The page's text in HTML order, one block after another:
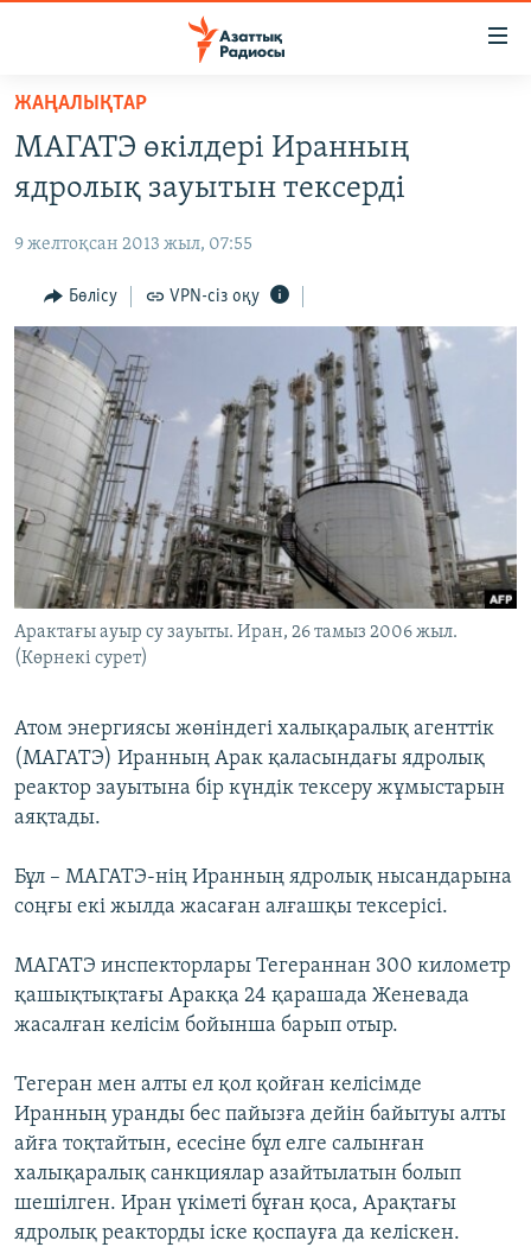
Skip
main
content
to
Navigation
Skip
to
Search
AZATTYQTV
ҚАҢТАР ОҚИҒАСЫ
АДАМ ҚҰҚЫҚТАРЫ
ӘЛЕУМЕТ
ӘЛЕМ
АРНАЙЫ ЖОБАЛАР
Русский
ЖАЗЫЛЫҢЫЗ
Басқа тілдерде
ЖАҢАЛЫҚТАР
МАГАТЭ өкілдері Иранның
ядролық зауытын тексерді
9 желтоқсан 2013 жыл, 07:55
Бөлісу VPN-сіз оқу
Арактағы ауыр су зауыты. Иран, 26 тамыз 2006 жыл.
(Көрнекі сурет)
Атом энергиясы жөніндегі халықаралық агенттік
(МАГАТЭ) Иранның Арак қаласындағы ядролық
реактор зауытына бір күндік тексеру жұмыстарын
аяқтады.
Бұл – МАГАТЭ-нің Иранның ядролық нысандарына
соңғы екі жылда жасаған алғашқы тексерісі.
МАГАТЭ инспекторлары Тегераннан 300 километр
қашықтықтағы Аракқа 24 қарашада Женевада
жасалған келісім бойынша барып отыр.
Тегеран мен алты ел қол қойған келісімде
Иранның уранды бес пайызға дейін байытуы алты
айға тоқтайтын, есесіне бұл елге салынған
халықаралық санкциялар азайтылатын болып
шешілген. Иран үкіметі бұған қоса, Арақтағы
ядролық реакторды іске қоспауға да келіскен.